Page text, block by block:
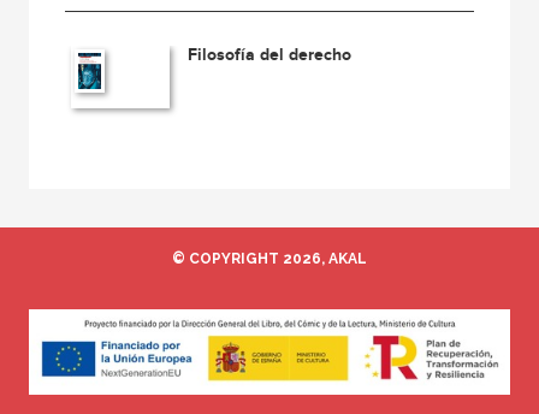
Filosofía del derecho
© COPYRIGHT 2026, AKAL